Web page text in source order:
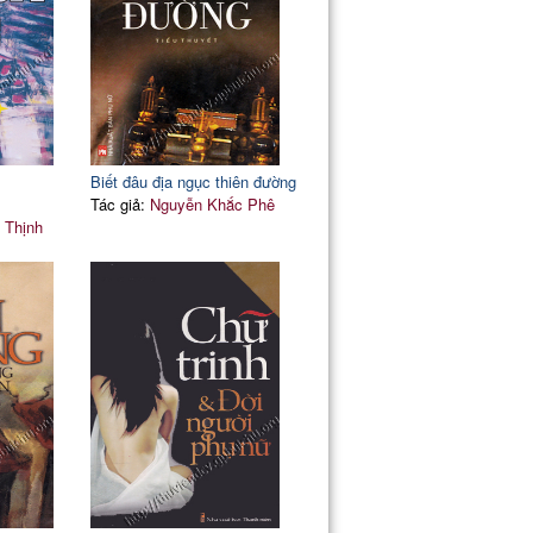
176
179
nông
183
cũng nghiệp dư
187
191
195
199
202
hiện đại
ta
Thịnh
Biết đâu địa ngục thiên đường
Tác giả: Nguyễn Khắc Phê